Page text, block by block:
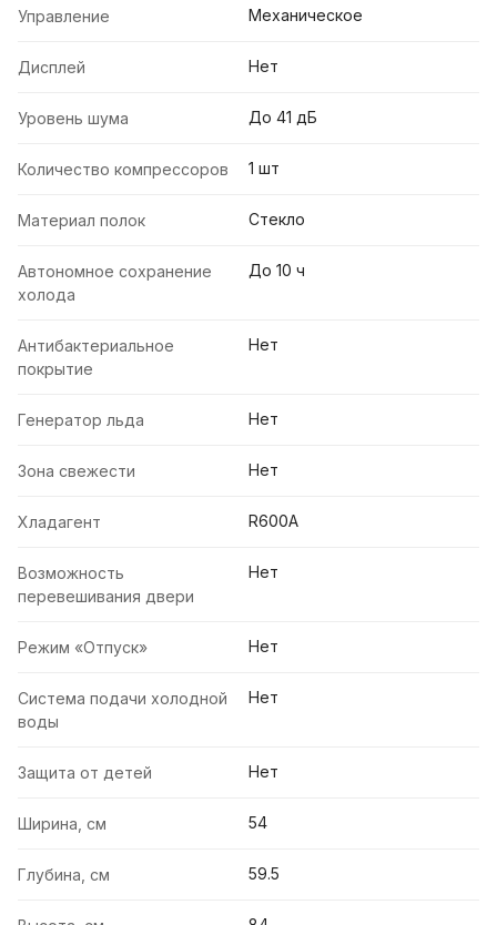
Управление Механическое
Дисплей Нет
Уровень шума До 41 дБ
Количество компрессоров 1 шт
Материал полок Стекло
Автономное сохранение
холода
До 10 ч
Антибактериальное
покрытие
Нет
Генератор льда Нет
Зона свежести Нет
Хладагент R600А
Возможность
перевешивания двери
Нет
Режим «Отпуск» Нет
Система подачи холодной
воды
Нет
Защита от детей Нет
Ширина, см 54
Глубина, см 59.5